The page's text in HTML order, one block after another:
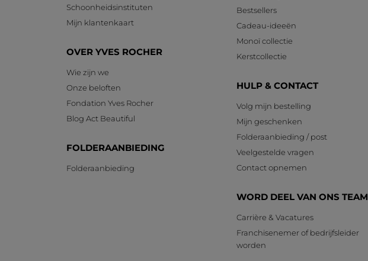
Schoonheidsinstituten
Mijn klantenkaart
OVER YVES ROCHER
Wie zijn we
Onze beloften
Fondation Yves Rocher
Blog Act Beautiful
FOLDERAANBIEDING
Folderaanbieding
Bestsellers
Cadeau-ideeën
Monoï collectie
Kerstcollectie
HULP & CONTACT
Volg mijn bestelling
Mijn geschenken
Folderaanbieding / post
Veelgestelde vragen
Contact opnemen
WORD DEEL VAN ONS TEAM
Carrière & Vacatures
Franchisenemer of bedrijfsleider
worden